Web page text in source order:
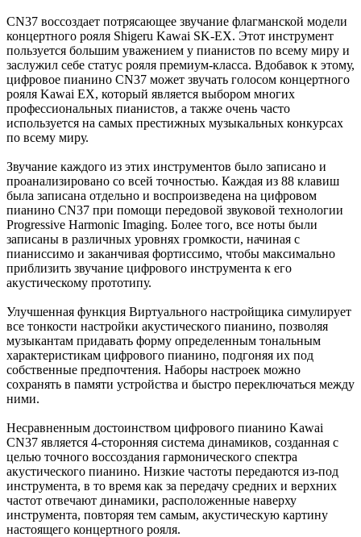
CN37 воссоздает потрясающее звучание флагманской модели
концертного рояля Shigeru Kawai SK-EX. Этот инструмент
пользуется большим уважением у пианистов по всему миру и
заслужил себе статус рояля премиум-класса. Вдобавок к этому,
цифровое пианино CN37 может звучать голосом концертного
рояля Kawai EX, который является выбором многих
профессиональных пианистов, а также очень часто
используется на самых престижных музыкальных конкурсах
по всему миру.
Звучание каждого из этих инструментов было записано и
проанализировано со всей точностью. Каждая из 88 клавиш
была записана отдельно и воспроизведена на цифровом
пианино CN37 при помощи передовой звуковой технологии
Progressive Harmonic Imaging. Более того, все ноты были
записаны в различных уровнях громкости, начиная с
пианиссимо и заканчивая фортиссимо, чтобы максимально
приблизить звучание цифрового инструмента к его
акустическому прототипу.
Улучшенная функция Виртуального настройщика симулирует
все тонкости настройки акустического пианино, позволяя
музыкантам придавать форму определенным тональным
характеристикам цифрового пианино, подгоняя их под
собственные предпочтения. Наборы настроек можно
сохранять в памяти устройства и быстро переключаться между
ними.
Несравненным достоинством цифрового пианино Kawai
CN37 является 4-сторонняя система динамиков, созданная с
целью точного воссоздания гармонического спектра
акустического пианино. Низкие частоты передаются из-под
инструмента, в то время как за передачу средних и верхних
частот отвечают динамики, расположенные наверху
инструмента, повторяя тем самым, акустическую картину
настоящего концертного рояля.